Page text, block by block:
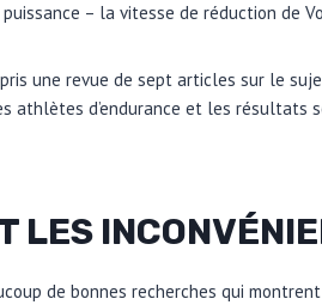
– la vitesse de réduction de
une revue de sept articles sur le
athlètes d’endurance et les résultats
LES
de bonnes recherches qui